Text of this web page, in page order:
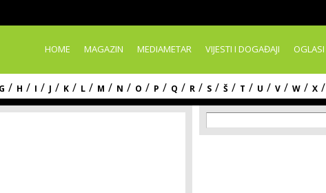
content
HOME MAGAZIN MEDIAMETAR VIJESTI I DOGAĐAJI OGLASI
G / H / I / J / K / L / M / N / O / P / Q / R / S / Š / T / U / V / W / X /
Search form
Search